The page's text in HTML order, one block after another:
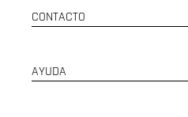
CONTACTO
AYUDA